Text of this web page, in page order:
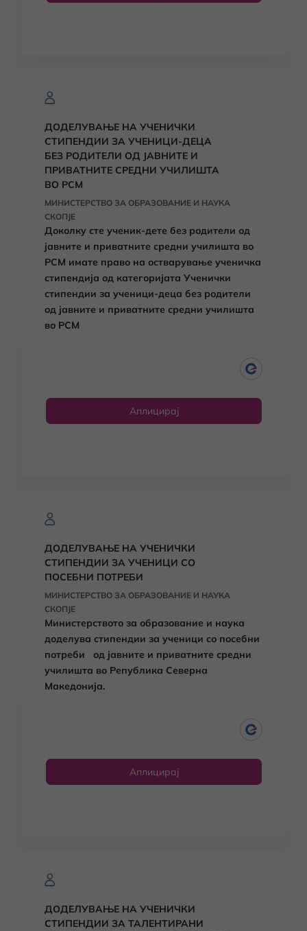
ДОДЕЛУВАЊЕ НА УЧЕНИЧКИ
СТИПЕНДИИ ЗА УЧЕНИЦИ-ДЕЦА
БЕЗ РОДИТЕЛИ ОД ЈАВНИТЕ И
ПРИВАТНИТЕ СРЕДНИ УЧИЛИШТА
ВО РСМ
МИНИСТЕРСТВО ЗА ОБРАЗОВАНИЕ И НАУКА
СКОПЈЕ
Доколку сте ученик-дете без родители од
јавните и приватните средни училишта во
РСМ имате право на остварување ученичка
стипендија од категоријата Ученички
стипендии за ученици-деца без родители
од јавните и приватните средни училишта
во РСМ
Аплицирај
ДОДЕЛУВАЊЕ НА УЧЕНИЧКИ
СТИПЕНДИИ ЗА УЧЕНИЦИ СО
ПОСЕБНИ ПОТРЕБИ
МИНИСТЕРСТВО ЗА ОБРАЗОВАНИЕ И НАУКА
СКОПЈЕ
Министерството за образование и наука
доделува стипендии за ученици со посебни
потреби од јавните и приватните средни
училишта во Република Северна
Македонија.
Аплицирај
ДОДЕЛУВАЊЕ НА УЧЕНИЧКИ
СТИПЕНДИИ ЗА ТАЛЕНТИРАНИ